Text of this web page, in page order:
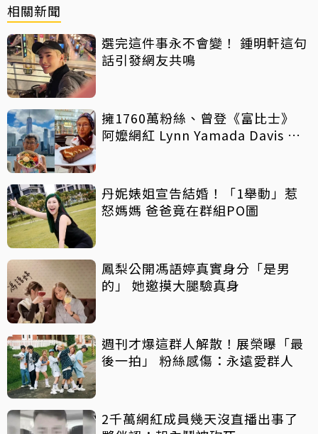
相關新聞
選完這件事永不會變！ 鍾明軒這句
話引發網友共鳴
擁1760萬粉絲、曾登《富比士》
阿嬤網紅 Lynn Yamada Davis 驚
丹妮婊姐宣告結婚！「1舉動」惹
怒媽媽 爸爸竟在群組PO圖
鳳梨公開馮語婷真實身分「是男
的」 她邀摸大腿驗真身
週刊才爆這群人解散！展榮曝「最
後一拍」 粉絲感傷：永遠愛群人
2千萬網紅成員幾天沒直播出事了